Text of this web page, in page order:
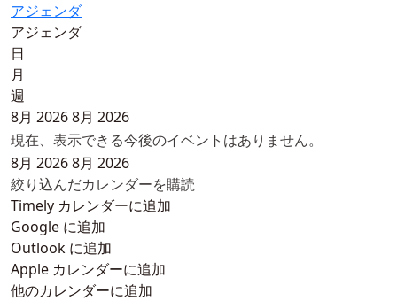
アジェンダ
アジェンダ
日
月
週
8月 20268月 2026
現在、表示できる今後のイベントはありません。
8月 20268月 2026
絞り込んだカレンダーを購読
Timely カレンダーに追加
Google に追加
Outlook に追加
Apple カレンダーに追加
他のカレンダーに追加